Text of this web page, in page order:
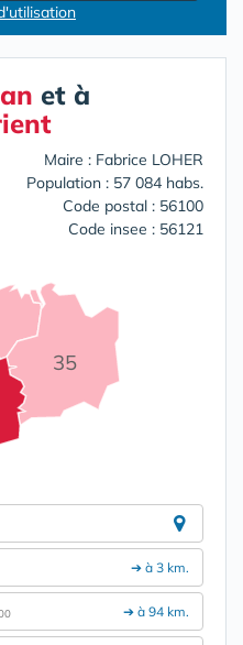
et à
Maire : Fabrice LOHER
Population : 57 084 habs.
Code postal : 56100
Code insee : 56121
35
➔ à 3 km.
➔ à 94 km.